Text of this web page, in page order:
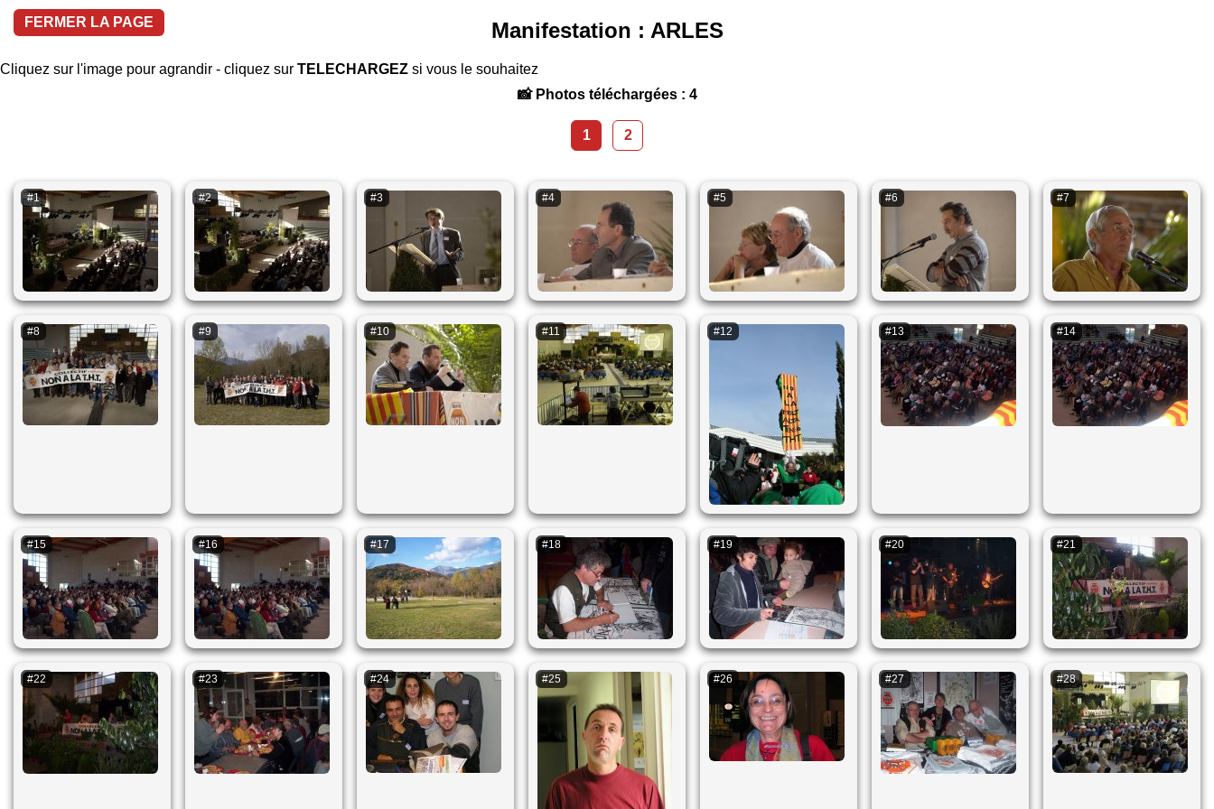
FERMER LA PAGE Manifestation : ARLES
Cliquez sur l'image pour agrandir - cliquez sur TELECHARGEZ si vous le souhaitez
📸 Photos téléchargées : 4
1 2
#1 #2 #3 #4 #5 #6 #7
#8 #9 #10 #11 #12 #13 #14
#15 #16 #17 #18 #19 #20 #21
#22 #23 #24 #25 #26 #27 #28